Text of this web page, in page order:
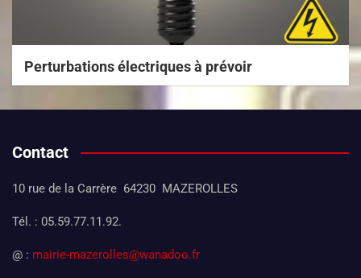
Perturbations électriques à prévoir
Contact
10 rue de la Carrère 64230 MAZEROLLES
Tél. : 05.59.77.11.92.
@ : mairie-mazerolles@wanadoo.fr